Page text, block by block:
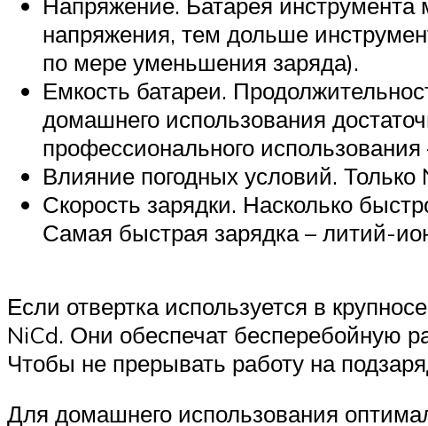
напряжения, тем дольше
по мере уменьшения заряда).
Емкость батареи.
домашнего использования
профессионального
Влияние погодных условий.
Скорость зарядки. Насколько
Самая быстрая зарядка – литий-
Если отвертка используется в
NiCd. Они обеспечат бесперебойную
Чтобы не прерывать работу на
Для домашнего использования